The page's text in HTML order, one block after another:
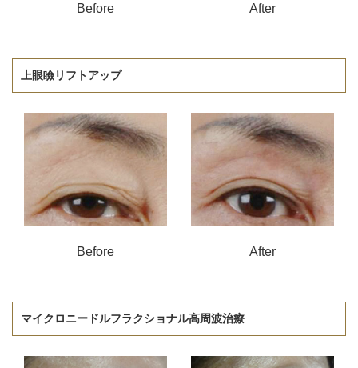
Before After
上眼瞼リフトアップ
Before After
マイクロニードルフラクショナル高周波治療